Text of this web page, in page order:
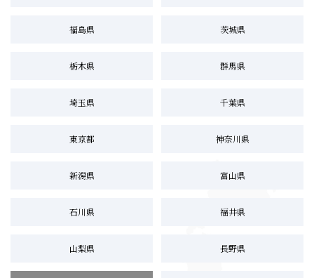
福島県 茨城県
栃木県 群馬県
埼玉県 千葉県
東京都 神奈川県
新潟県 富山県
石川県 福井県
山梨県 長野県